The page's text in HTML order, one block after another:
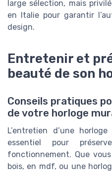
large sélection, mais
en Italie pour garantir
design.
Entretenir et
beauté de son
Conseils pratiques
de votre horloge
L’entretien d’une
essentiel pour
fonctionnement. Que
bois, en mdf, ou une